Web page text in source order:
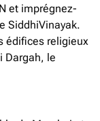
et imprégnez-
SiddhiVinayak.
édifices religieux
Dargah, le